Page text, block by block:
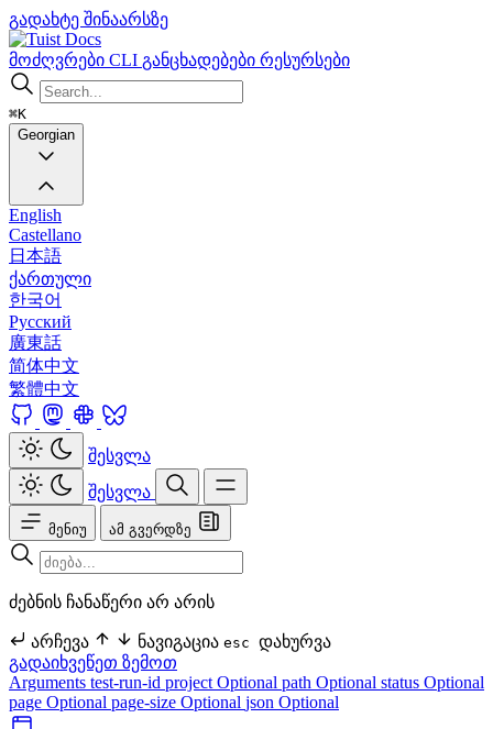
გადახტე შინაარსზე
Docs
მოძღვრები CLI განცხადებები რესურსები
⌘K
Georgian
English
Castellano
日本語
ქართული
한국어
Русский
廣東話
简体中文
繁體中文
შესვლა
შესვლა
მენიუ ამ გვერდზე
ძებნის ჩანაწერი არ არის
არჩევა ნავიგაცია esc დახურვა
გადაიხვეწეთ ზემოთ
Arguments test-run-id project Optional path Optional status Optional
page Optional page-size Optional json Optional